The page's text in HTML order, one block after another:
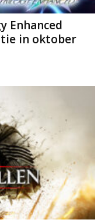
Enhanced
in oktober